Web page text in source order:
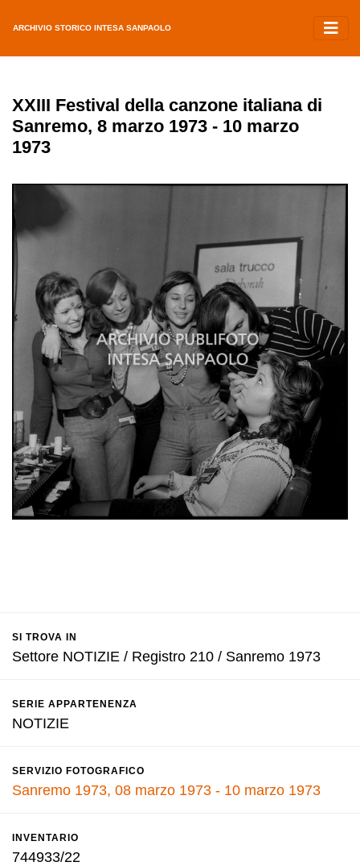
ARCHIVIO STORICO INTESA SANPAOLO
XXIII Festival della canzone italiana di
Sanremo, 8 marzo 1973 - 10 marzo
1973
SI TROVA IN
Settore NOTIZIE / Registro 210 / Sanremo 1973
SERIE APPARTENENZA
NOTIZIE
SERVIZIO FOTOGRAFICO
Sanremo 1973, 08 marzo 1973 - 10 marzo 1973
INVENTARIO
744933/22